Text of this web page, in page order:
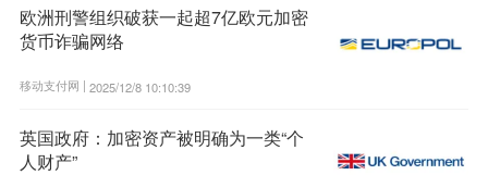
欧洲刑警组织破获一起超7亿欧元加密
货币诈骗网络
移动支付网 | 2025/12/8 10:10:39
英国政府：加密资产被明确为一类“个
人财产”